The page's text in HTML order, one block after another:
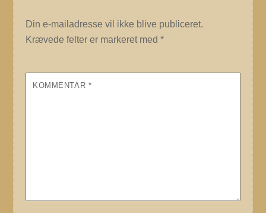
Din e-mailadresse vil ikke blive publiceret.
Krævede felter er markeret med*
KOMMENTAR *